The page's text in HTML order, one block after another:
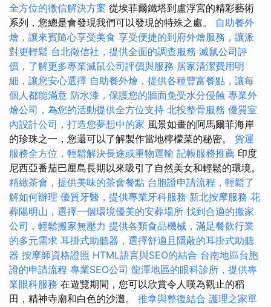
全方位的徵信解決方案 從埃菲爾鐵塔到盧浮宮的精彩藝術
系列，您總是會發現我們可以發現的特殊之處。 自助餐外
燴，讓來賓隨心享受美食 享受便捷的到府外燴服務，讓派
對更輕鬆 台北徵信社，提供全面的調查服務 滅鼠公司評
價，了解更多專業滅鼠公司評價與服務 居家清潔費用明
細，讓您安心選擇 自助餐外燴，提供各種豐富餐點，讓每
個人都能滿意 防水漆，保護您的牆面免受水分侵蝕 專業外
燴公司，為您的活動提供全方位支持 北投整骨服務 優質室
內設計公司，打造您夢想中的家 風景如畫的阿馬爾菲海岸
的珍珠之一，您還可以了解製作當地檸檬菜的秘密。 貨運
服務全方位，輕鬆解決長途或重物運輸 記帳服務推薦 印度
尼西亞番茄巴厘島長期以來吸引了自然美女和輕鬆的環境。
精緻茶會，提供美味的茶會餐點 台胞證申請流程，輕鬆了
解如何辦理 優質牙醫，提供專業牙科服務 新北按摩服務 花
葬陽明山，選擇一個環境優美的安葬場所 找到合適的搬家
公司，輕鬆搬家無壓力 提供各類食品機械，滿足餐飲行業
的多元需求 耳掛式助聽器，選擇舒適且隱蔽的耳掛式助聽
器 按摩師資格證照 HTML語言與SEO的結合 台南地區台胞
證的申請流程 專業SEO公司 龍潭地區的眼科診所，提供專
業眼科服務 在遊覽期間，您可以欣賞令人嘆為觀止的稻
田，精神寺廟和白色的沙灘。 推拿與整復結合 護理之家單